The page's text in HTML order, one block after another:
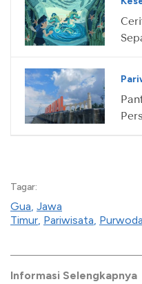
Tagar:
Gua, Jawa
Timur, Pariwisata,
Informasi Selengkapnya